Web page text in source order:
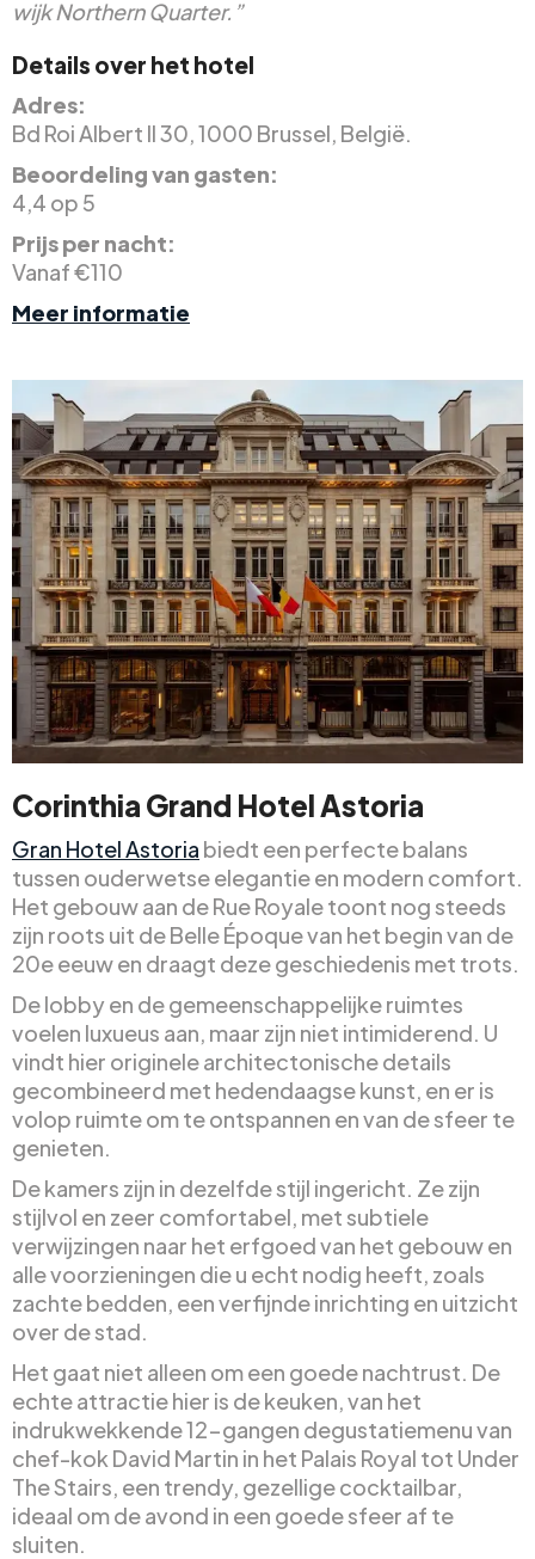
wijk Northern Quarter.”
Details over het hotel
Adres:
Bd Roi Albert II 30, 1000 Brussel, België.
Beoordeling van gasten:
4,4 op 5
Prijs per nacht:
Vanaf €110
Meer informatie
Corinthia Grand Hotel Astoria
Gran Hotel Astoria biedt een perfecte balans
tussen ouderwetse elegantie en modern comfort.
Het gebouw aan de Rue Royale toont nog steeds
zijn roots uit de Belle Époque van het begin van de
20e eeuw en draagt deze geschiedenis met trots.
De lobby en de gemeenschappelijke ruimtes
voelen luxueus aan, maar zijn niet intimiderend. U
vindt hier originele architectonische details
gecombineerd met hedendaagse kunst, en er is
volop ruimte om te ontspannen en van de sfeer te
genieten.
De kamers zijn in dezelfde stijl ingericht. Ze zijn
stijlvol en zeer comfortabel, met subtiele
verwijzingen naar het erfgoed van het gebouw en
alle voorzieningen die u echt nodig heeft, zoals
zachte bedden, een verfijnde inrichting en uitzicht
over de stad.
Het gaat niet alleen om een goede nachtrust. De
echte attractie hier is de keuken, van het
indrukwekkende 12-gangen degustatiemenu van
chef-kok David Martin in het Palais Royal tot Under
The Stairs, een trendy, gezellige cocktailbar,
ideaal om de avond in een goede sfeer af te
sluiten.